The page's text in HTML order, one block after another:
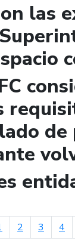
las
de
anterior
2 3 4